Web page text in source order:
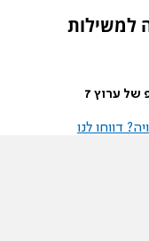
למשילות
ערוץ 7
דווחו לנו